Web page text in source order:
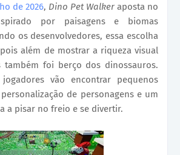
de 2026, Dino Pet Walker aposta no
por paisagens e biomas
os desenvolvedores, essa escolha
além de mostrar a riqueza visual
também foi berço dos dinossauros.
jogadores vão encontrar pequenos
de personagens e um
a pisar no freio e se divertir.